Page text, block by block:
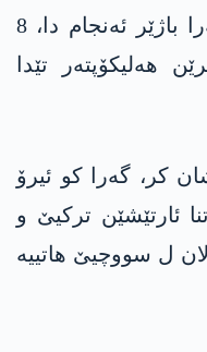
ناڤه‌ندا باژێر كۆبانیێ و دۆربه‌را باژێر ئه‌نجام دا، 8
هه‌لیكۆپته‌ر تێدا
كر، گه‌را كو ئیرۆ
ئارتێشێن تركیێ و
ل سووچیێ هاتییه‌